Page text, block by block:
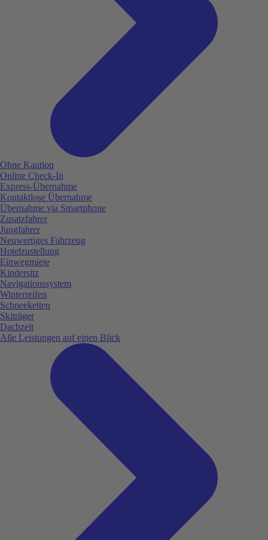
Ohne Kaution
Online Check-In
Express-Übernahme
Kontaktlose Übernahme
Übernahme via Smartphone
Zusatzfahrer
Jungfahrer
Neuwertiges Fahrzeug
Hotelzustellung
Einwegmiete
Kindersitz
Navigationssystem
Winterreifen
Schneeketten
Skiträger
Dachzelt
Alle Leistungen auf einen Blick